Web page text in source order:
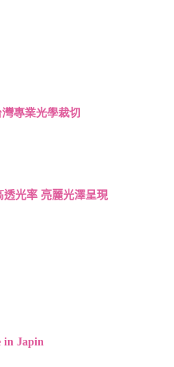
灣專業光學裁切
透光率 亮麗光澤呈現
in Japin